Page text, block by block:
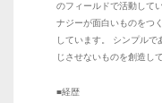
のフィールドで活動して
ナジーが面白いものをつ
しています。 シンプルで
じさせないものを創造し
■経歴